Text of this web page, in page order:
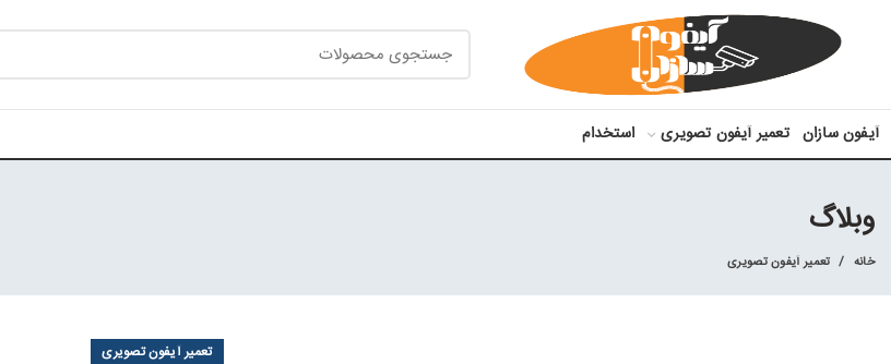
آیفون سازان تعمیر آیفون تصویری استخدام
وبلاگ
خانه تعمیر آیفون تصویری
تعمیر آیفون تصویری